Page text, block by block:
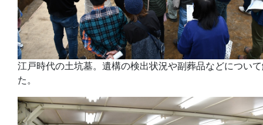
江戸時代の土坑墓。遺構の検出状況や副葬品などについ
た。